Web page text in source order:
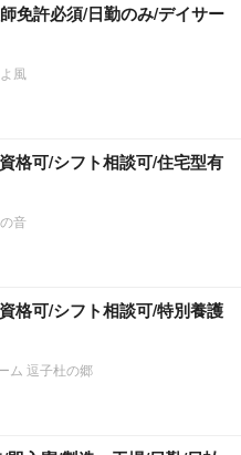
免許必須/日勤のみ/デイサー
風
格可/シフト相談可/住宅型有
音
格可/シフト相談可/特別養護
ム 逗子杜の郷